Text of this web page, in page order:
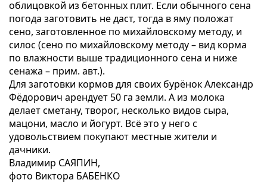
облицовкой из бетонных плит. Если обычного сена
погода заготовить не даст, тогда в яму положат
сено, заготовленное по михайловскому методу, и
силос (сено по михайловскому методу – вид корма
по влажности выше традиционного сена и ниже
сенажа – прим. авт.).
Для заготовки кормов для своих бурёнок Александр
Фёдорович арендует 50 га земли. А из молока
делает сметану, творог, несколько видов сыра,
мацони, масло и йогурт. Всё это у него с
удовольствием покупают местные жители и
дачники.
Владимир САЯПИН,
фото Виктора БАБЕНКО